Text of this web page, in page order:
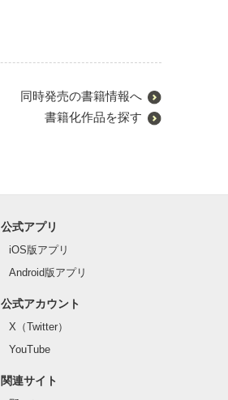
同時発売の書籍情報へ
書籍化作品を探す
公式アプリ
iOS版アプリ
Android版アプリ
公式アカウント
X（Twitter）
YouTube
関連サイト